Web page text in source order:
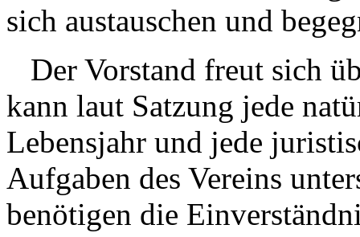
sich austauschen und
Der Vorstand freut sich
kann laut Satzung jede
Lebensjahr und jede
Aufgaben des Vereins
benötigen die